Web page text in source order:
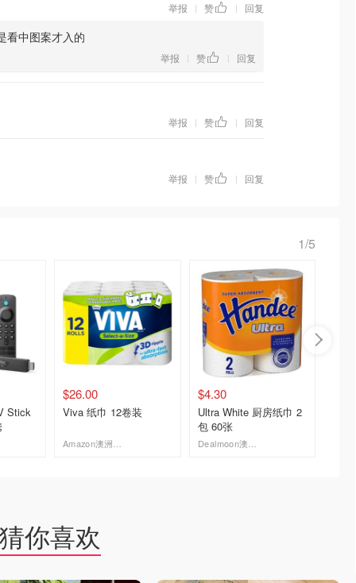
举报 | 赞 | 回复
看中图案才入的
举报 | 赞 | 回复
举报 | 赞 | 回复
举报 | 赞 | 回复
1/5
Stick
$26.00
Viva 纸巾 12卷装
$4.30
Ultra White 厨房纸巾 2
包 60张
猜你喜欢